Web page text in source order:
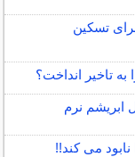
تسکین
تاخیر انداخت؟
ابریشم نرم